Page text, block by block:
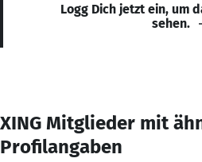
Logg Dich jetzt ein, um
sehen.
XING Mitglieder mit
Profilangaben